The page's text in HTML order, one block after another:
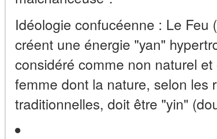
Idéologie confucéenne : Le Feu
créent une énergie "yan"
considéré comme non naturel
femme dont la nature, selon les
traditionnelles, doit être "yin"